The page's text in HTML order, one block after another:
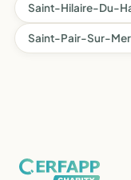
Saint-Hilaire-Du-
Saint-Pair-Sur-Mer